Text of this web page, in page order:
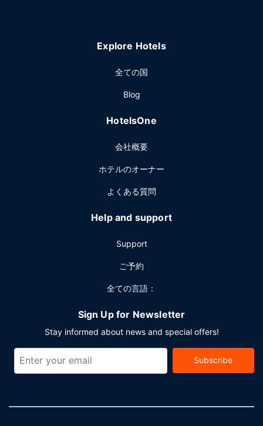
ロントデスク、多言語サービスをお使いいただけます。敷地
Explore Hotels
全ての国
Blog
HotelsOne
会社概要
ホテルのオーナー
よくある質問
Help and support
Support
ご予約
全ての言語：
Sign Up for Newsletter
Stay informed about news and special offers!
Subscribe